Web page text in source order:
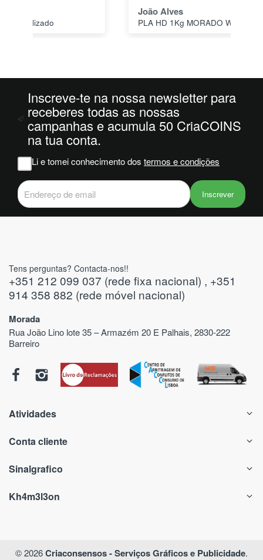
PLA HD 1Kg MORADO WINKLE - LILÁS – WINKLE
Inscreve-te na nossa newsletter para
receberes todas as nossas
campanhas e acumula 50 CriaCOINS
na tua conta.
Li e tomei conhecimento dos termos e condições
Inscrever
Tens perguntas? Contacta-nos!!
+351 212 099 037 (rede fixa nacional) , +351
914 358 882 (rede móvel nacional)
Morada
Rua João Lino lote 35 – Armazém 20 E Palhais, 2830-222
Barreiro
Atividades
Conta cliente
Sinalgrafico
Kh4m3l3on
© 2026Criaconsensos - Serviços Gráficos e Publicidade.